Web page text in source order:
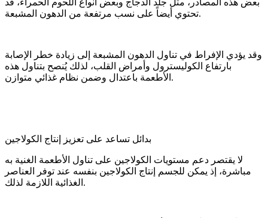
بعض هذه المصادر، مثل جلد الدجاج وبعض أنواع اللحوم الحمراء، قد
تحتوي أيضاً على نسب مرتفعة من الدهون المشبعة.
وقد يؤدي الإفراط في تناول الدهون المشبعة إلى زيادة خطر الإصابة
بارتفاع الكوليسترول وأمراض القلب، لذلك يُنصح بتناول هذه
الأطعمة باعتدال وضمن نظام غذائي متوازن.
بدائل تساعد على تعزيز إنتاج الكولاجين
لا يقتصر دعم مستويات الكولاجين على تناول الأطعمة الغنية به
مباشرة، إذ يمكن للجسم إنتاج الكولاجين بنفسه عند توفر العناصر
الغذائية اللازمة لذلك.